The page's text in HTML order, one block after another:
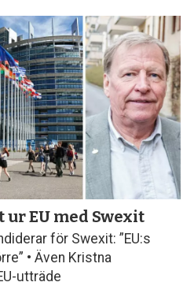
ur EU med Swexit
för Swexit: ”EU:s
• Även Kristna
utträde